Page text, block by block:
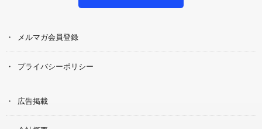
メルマガ会員登録
プライバシーポリシー
広告掲載